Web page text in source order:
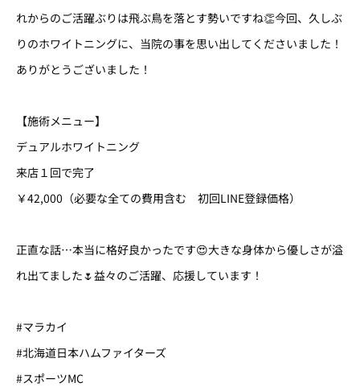
れからのご活躍ぶりは飛ぶ鳥を落とす勢いですね👏今回、久しぶ
りのホワイトニングに、当院の事を思い出してくださいました！
ありがとうございました！
【施術メニュー】
デュアルホワイトニング
来店１回で完了
￥42,000（必要な全ての費用含む 初回LINE登録価格）
正直な話…本当に格好良かったです😍大きな身体から優しさが溢
れ出てました🌷益々のご活躍、応援しています！
#マラカイ
#北海道日本ハムファイターズ
#スポーツMC